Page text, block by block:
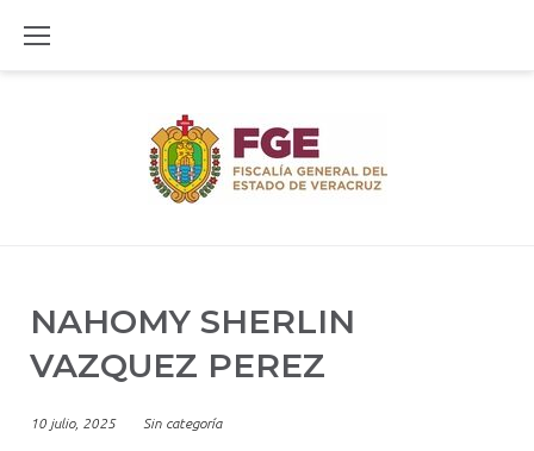
NAHOMY SHERLIN
VAZQUEZ PEREZ
10 julio, 2025 Sin categoría